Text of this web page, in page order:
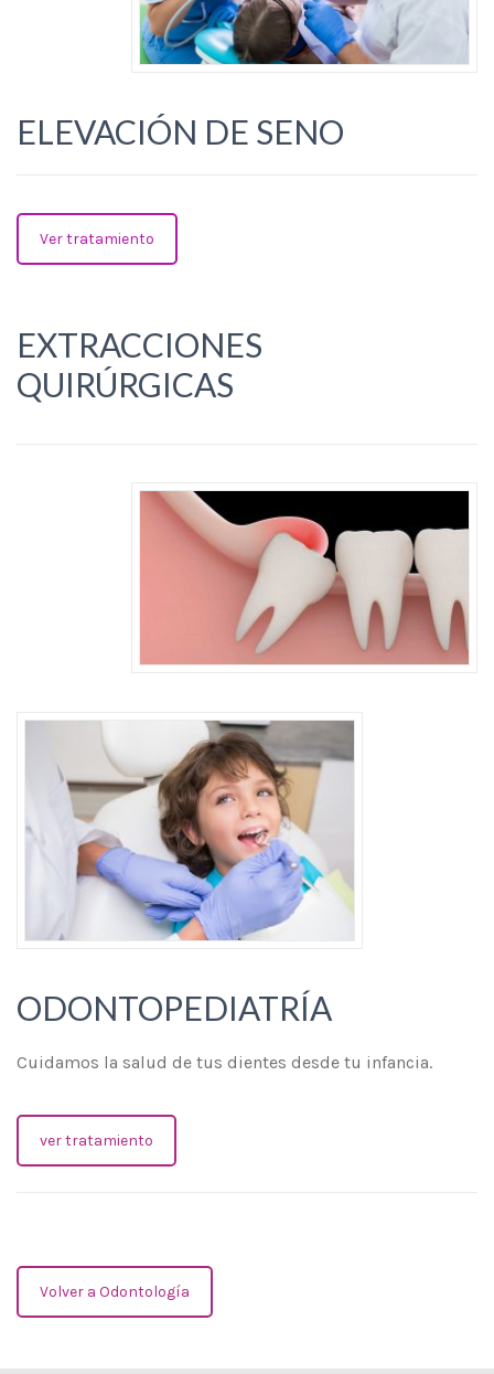
ELEVACIÓN DE SENO
Ver tratamiento
EXTRACCIONES
QUIRÚRGICAS
ODONTOPEDIATRÍA
Cuidamos la salud de tus dientes desde tu infancia.
ver tratamiento
Volver a Odontología